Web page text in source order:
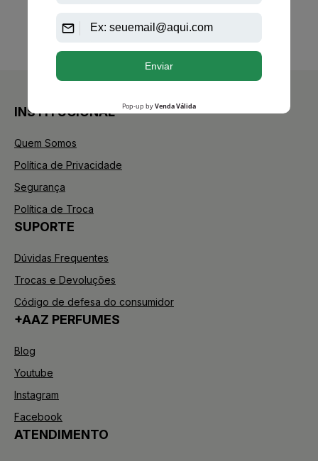
1 próximo
INSTITUCIONAL
Quem Somos
Política de Privacidade
Segurança
Política de Troca
SUPORTE
Dúvidas Frequentes
Trocas e Devoluções
Código de defesa do consumidor
+AAZ PERFUMES
Blog
Youtube
Instagram
Facebook
ATENDIMENTO